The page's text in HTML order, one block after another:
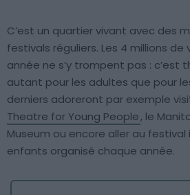
C’est un quartier vivant avec des
festivals réguliers. Les 4 millions de
année ne s’y trompent pas : c’est
autant pour les adultes que pour
derniers adoreront par exemple
Theatre for Young People, le
Museum ou encore aller au
enfants organisé chaque année.